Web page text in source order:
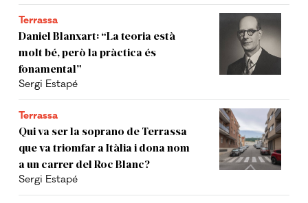
Terrassa
Daniel Blanxart: “La teoria està
molt bé, però la pràctica és
fonamental”
Sergi Estapé
Terrassa
Qui va ser la soprano de Terrassa
que va triomfar a Itàlia i dona nom
a un carrer del Roc Blanc?
Sergi Estapé